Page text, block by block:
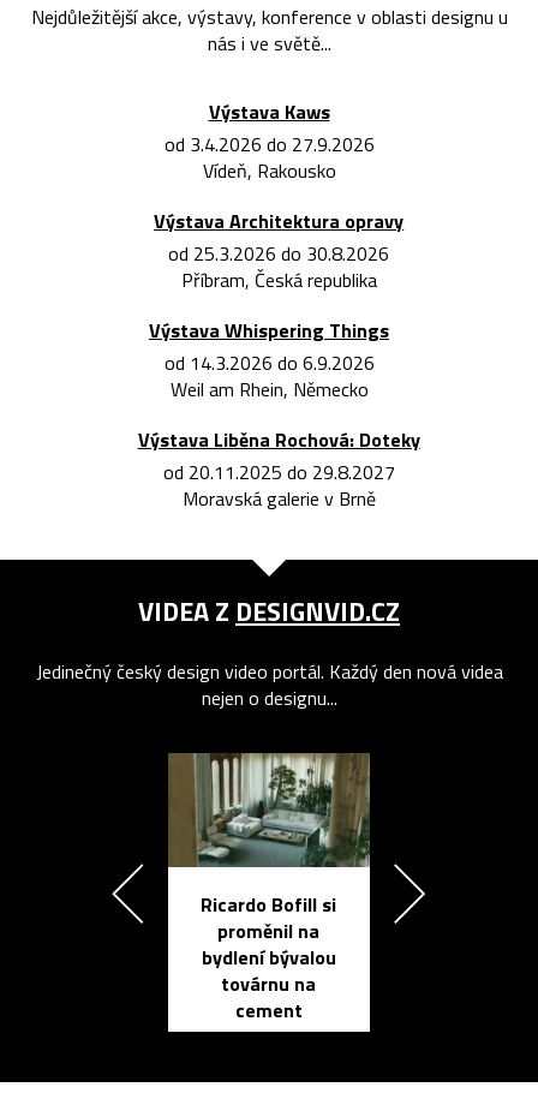
Nejdůležitější akce, výstavy, konference v oblasti designu u
nás i ve světě...
Výstava Kaws
od 3.4.2026 do 27.9.2026
Vídeň, Rakousko
Výstava Architektura opravy
od 25.3.2026 do 30.8.2026
Příbram, Česká republika
Výstava Whispering Things
od 14.3.2026 do 6.9.2026
Weil am Rhein, Německo
Výstava Liběna Rochová: Doteky
od 20.11.2025 do 29.8.2027
Moravská galerie v Brně
VIDEA Z DESIGNVID.CZ
Jedinečný český design video portál. Každý den nová videa
nejen o designu...
Ricardo Bofill si
proměnil na
bydlení bývalou
továrnu na
cement